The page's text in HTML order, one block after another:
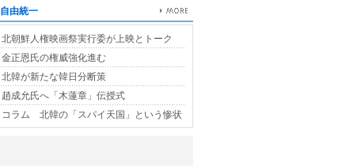
自由統一
北朝鮮人権映画祭実行委が上映とトーク
金正恩氏の権威強化進む
北韓が新たな韓日分断策
趙成允氏へ「木蓮章」伝授式
コラム 北韓の「スパイ天国」という惨状